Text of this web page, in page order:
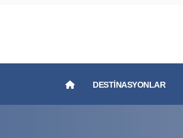
DESTINASYONLAR